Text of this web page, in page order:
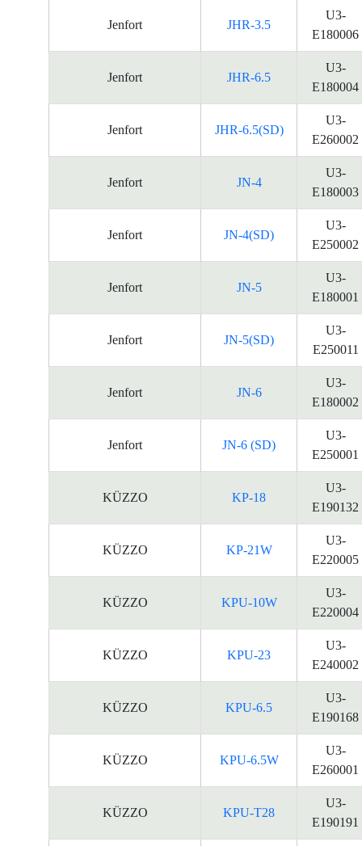
Jenfort JHR-3.5
U3-
E180006
Jenfort JHR-6.5
U3-
E180004
Jenfort JHR-6.5(SD)
U3-
E260002
Jenfort JN-4
U3-
E180003
Jenfort JN-4(SD)
U3-
E250002
Jenfort JN-5
U3-
E180001
Jenfort JN-5(SD)
U3-
E250011
Jenfort JN-6
U3-
E180002
Jenfort JN-6 (SD)
U3-
E250001
KÜZZO KP-18
U3-
E190132
KÜZZO KP-21W
U3-
E220005
KÜZZO KPU-10W
U3-
E220004
KÜZZO KPU-23
U3-
E240002
KÜZZO KPU-6.5
U3-
E190168
KÜZZO KPU-6.5W
U3-
E260001
KÜZZO KPU-T28
U3-
E190191